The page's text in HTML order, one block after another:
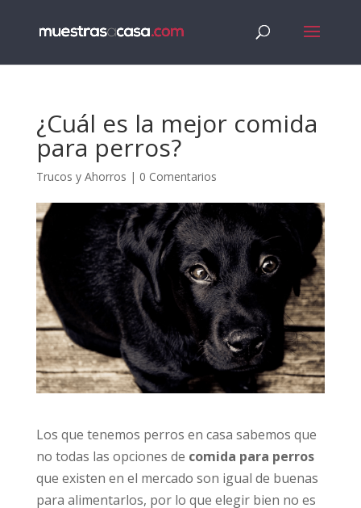
¿Cuál es la mejor comida
para perros?
Trucos y Ahorros | 0 Comentarios
Los que tenemos perros en casa sabemos que
no todas las opciones de comida para perros
que existen en el mercado son igual de buenas
para alimentarlos, por lo que elegir bien no es